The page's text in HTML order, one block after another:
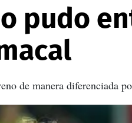
pudo
de manera diferenciada